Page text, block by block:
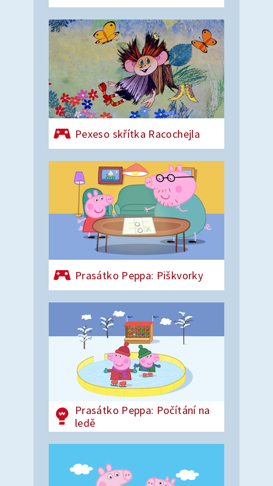
Pexeso skřítka Racochejla
Prasátko Peppa: Piškvorky
Prasátko Peppa: Počítání na
ledě